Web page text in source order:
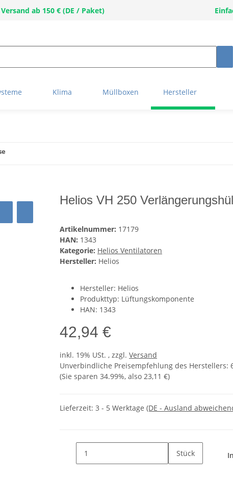
ab 150 € (DE / Paket)
Klima Müllboxen Hersteller
Helios VH 250
Artikelnummer: 17179
HAN: 1343
Kategorie: Helios Ventilatoren
Hersteller: Helios
Hersteller: Helios
Produkttyp: Lüftungskomponente
HAN: 1343
42,94 €
inkl. 19% USt. , zzgl. Versand
Unverbindliche Preisempfehlung des Herstellers:
(Sie sparen 34.99%, also 23,11 €)
Lieferzeit: 3 - 5 Werktage (DE - Ausland
Stück